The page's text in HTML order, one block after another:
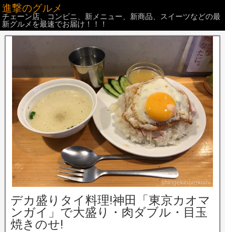
進撃のグルメ
チェーン店、コンビニ、新メニュー、新商品、スイーツなどの最
新グルメを最速でお届け！！！
デカ盛りタイ料理!神田「東京カオマ
ンガイ」で大盛り・肉ダブル・目玉
焼きのせ!